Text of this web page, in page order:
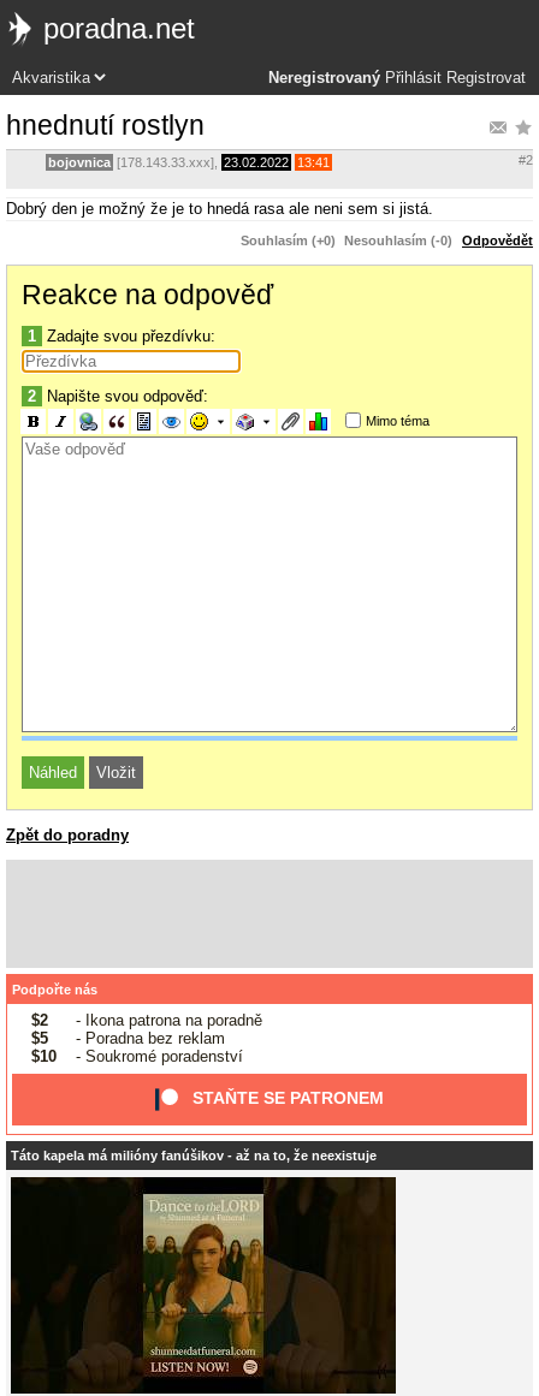
poradna.net
Neregistrovaný Přihlásit Registrovat
hnednutí rostlyn
bojovnica [178.143.33.xxx], 23.02.2022 13:41 #2
Dobrý den je možný že je to hnedá rasa ale neni sem si jistá.
Souhlasím (+0) Nesouhlasím (-0) Odpovědět
Reakce na odpověď
1 Zadajte svou přezdívku:
2 Napište svou odpověď:
Mimo téma
Zpět do poradny
Podpořte nás
$2
- Ikona patrona na poradně
$5
- Poradna bez reklam
$10
- Soukromé poradenství
STAŇTE SE PATRONEM
Táto kapela má milióny fanúšikov - až na to, že neexistuje